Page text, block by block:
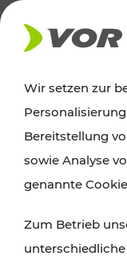
AKTUELLES
News
Alle wichtigen
finden Sie hier
Wir setzen zur
Bereitstellung
sowie Analyse
genannte
Zum Betrieb